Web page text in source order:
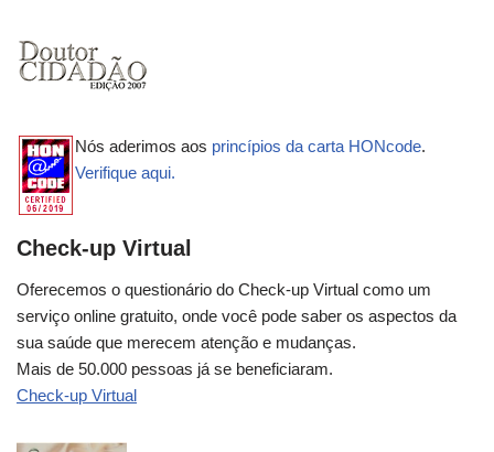
Nós aderimos aos princípios da carta HONcode.
Verifique aqui.
Check-up Virtual
Oferecemos o questionário do Check-up Virtual como um
serviço online gratuito, onde você pode saber os aspectos da
sua saúde que merecem atenção e mudanças.
Mais de 50.000 pessoas já se beneficiaram.
Check-up Virtual